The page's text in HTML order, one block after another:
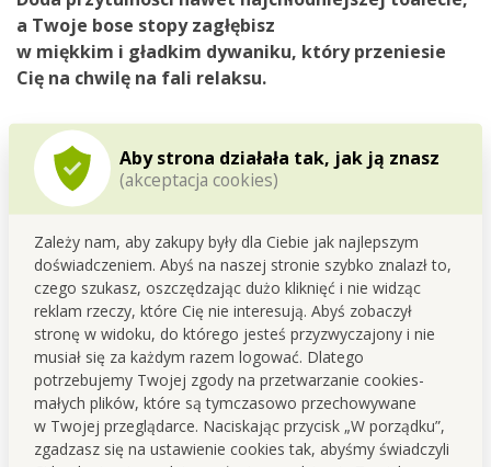
Aby strona działała tak, jak ją znasz
(akceptacja cookies)
Zależy nam, aby zakupy były dla Ciebie jak najlepszym
doświadczeniem. Abyś na naszej stronie szybko znalazł to,
czego szukasz, oszczędzając dużo kliknięć i nie widząc
reklam rzeczy, które Cię nie interesują. Abyś zobaczył
stronę w widoku, do którego jesteś przyzwyczajony i nie
musiał się za każdym razem logować. Dlatego
potrzebujemy Twojej zgody na przetwarzanie cookies-
małych plików, które są tymczasowo przechowywane
w Twojej przeglądarce. Naciskając przycisk „W porządku”,
zgadzasz się na ustawienie cookies tak, abyśmy świadczyli
a Twoje bose stopy zagłębisz
w miękkim i gładkim dywaniku, który przeniesie
Cię na chwilę na fali relaksu.
3D CORAL dywanik WC 50 x 45 cm z wycięciem na stojącą
muszlę klozetową.
wielkości, maks. wysokość włosia 3 cm.
Spodnia część ze specjalnym antypoślizgowym
wykończeniem, które zapewnia bezpieczeństwo
na śliskiej podłodze. Pranie na delikatnym programie lub
ręczne w maks. 30°C.